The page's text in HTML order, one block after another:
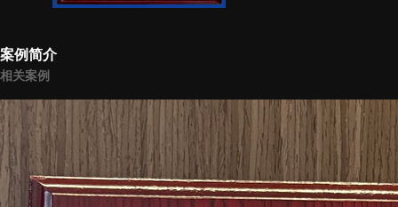
案例简介
相关案例